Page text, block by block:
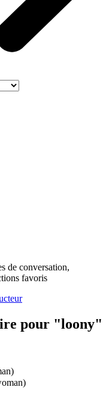
de conversation,
favoris
pour "loony"